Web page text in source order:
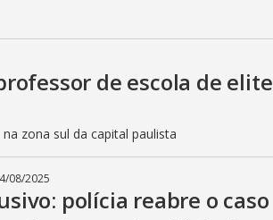
de escola de elite
zona sul da capital paulista
08/2025
polícia reabre o caso